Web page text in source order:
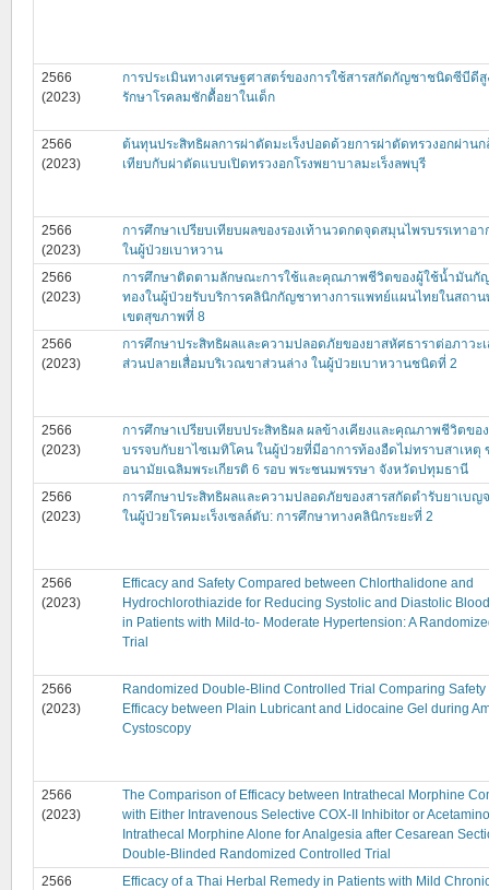
2566
(2023)
การประเมินทางเศรษฐศาสตร์ของการใช้สารสกัดกัญชาชนิดซีบีดีสู
รักษาโรคลมชักดื้อยาในเด็ก
2566
(2023)
ต้นทุนประสิทธิผลการผ่าตัดมะเร็งปอดด้วยการผ่าตัดทรวงอกผ่านก
เทียบกับผ่าตัดแบบเปิดทรวงอกโรงพยาบาลมะเร็งลพบุรี
2566
(2023)
การศึกษาเปรียบเทียบผลของรองเท้านวดกดจุดสมุนไพรบรรเทาอา
ในผู้ป่วยเบาหวาน
2566
(2023)
การศึกษาติดตามลักษณะการใช้และคุณภาพชีวิตของผู้ใช้น้ำมันกั
ทองในผู้ป่วยรับบริการคลินิกกัญชาทางการแพทย์แผนไทยในสถา
เขตสุขภาพที่ 8
2566
(2023)
การศึกษาประสิทธิผลและความปลอดภัยของยาสหัศธาราต่อภาวะ
ส่วนปลายเสื่อมบริเวณขาส่วนล่าง ในผู้ป่วยเบาหวานชนิดที่ 2
2566
(2023)
การศึกษาเปรียบเทียบประสิทธิผล ผลข้างเคียงและคุณภาพชีวิตขอ
บรรจบกับยาไซเมทิโคน ในผู้ป่วยที่มีอาการท้องอืดไม่ทราบสาเหตุ
อนามัยเฉลิมพระเกียรติ 6 รอบ พระชนมพรรษา จังหวัดปทุมธานี
2566
(2023)
การศึกษาประสิทธิผลและความปลอดภัยของสารสกัดตำรับยาเบญ
ในผู้ป่วยโรคมะเร็งเซลล์ตับ: การศึกษาทางคลินิกระยะที่ 2
2566
(2023)
Efficacy and Safety Compared between Chlorthalidone and
Hydrochlorothiazide for Reducing Systolic and Diastolic
in Patients with Mild-to- Moderate Hypertension: A
Trial
2566
(2023)
Randomized Double-Blind Controlled Trial Comparing Safety
Efficacy between Plain Lubricant and Lidocaine Gel during
Cystoscopy
2566
(2023)
The Comparison of Efficacy between Intrathecal Morphine
with Either Intravenous Selective COX-II Inhibitor or
Intrathecal Morphine Alone for Analgesia after Cesarean
Double-Blinded Randomized Controlled Trial
2566
Efficacy of a Thai Herbal Remedy in Patients with Mild